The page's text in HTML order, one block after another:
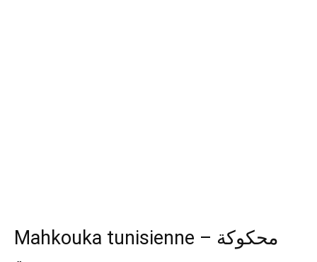
Mahkouka tunisienne – محكوكة